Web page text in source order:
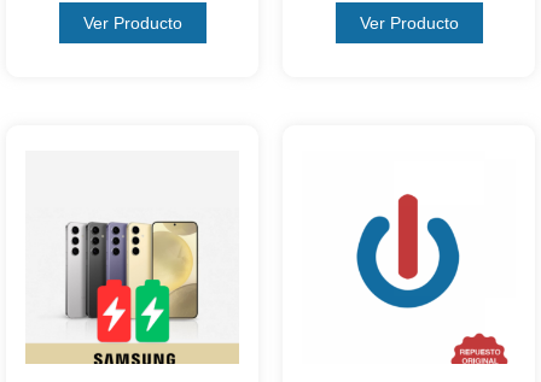
Ver Producto Ver Producto